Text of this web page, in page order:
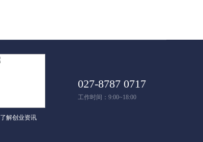
了解创业资讯
027-8787 0717
工作时间：9:00~18:00